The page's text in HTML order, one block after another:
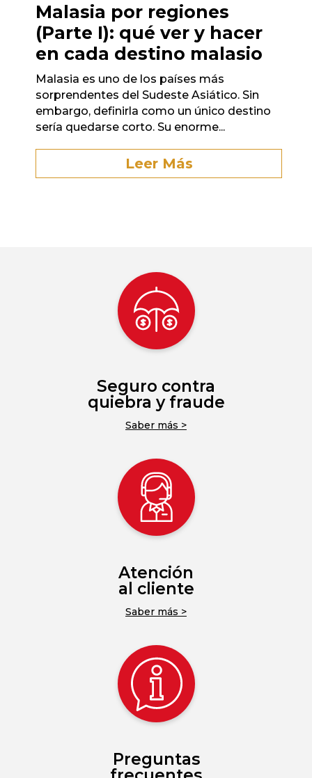
Malasia por regiones
(Parte I): qué ver y hacer
en cada destino malasio
Malasia es uno de los países más
sorprendentes del Sudeste Asiático. Sin
embargo, definirla como un único destino
sería quedarse corto. Su enorme...
Leer Más
Seguro contra
quiebra y fraude
Saber más >
Atención
al cliente
Saber más >
Preguntas